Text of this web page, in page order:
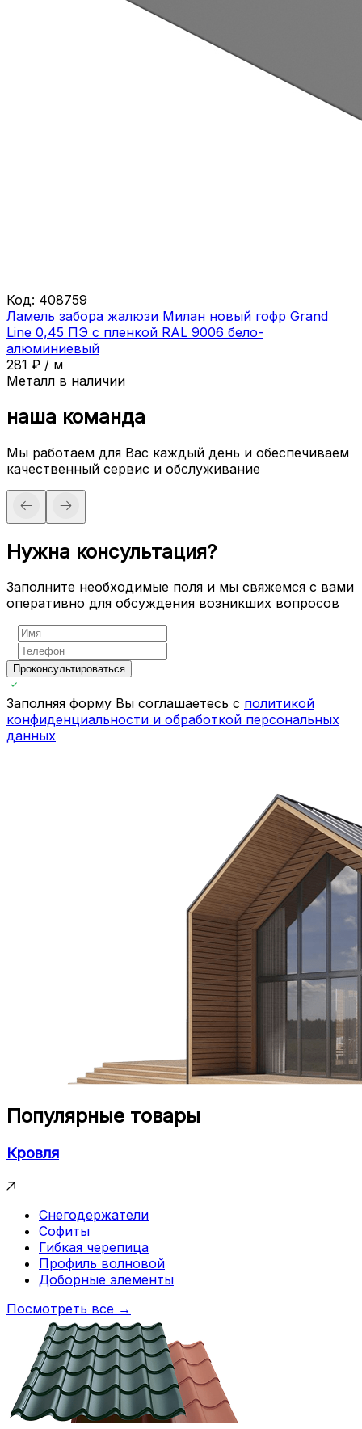
Код: 408759
Ламель забора жалюзи Милан новый гофр Grand
Line 0,45 ПЭ с пленкой RAL 9006 бело-
алюминиевый
281 ₽ / м
Металл в наличии
наша команда
Мы работаем для Вас каждый день и обеспечиваем
качественный сервис и обслуживание
Нужна консультация?
Заполните необходимые поля и мы свяжемся с вами
оперативно для обсуждения возникших вопросов
Проконсультироваться
Заполняя форму Вы соглашаетесь с политикой
конфиденциальности и обработкой персональных
данных
Популярные товары
Кровля
Снегодержатели
Софиты
Гибкая черепица
Профиль волновой
Доборные элементы
Посмотреть все →